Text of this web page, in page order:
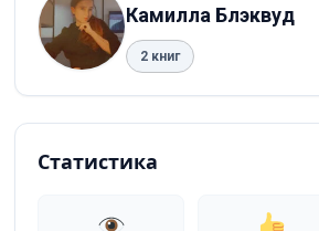
Камилла Блэквуд
2 книг
Статистика